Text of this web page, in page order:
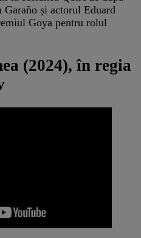
și actorul Eduard
Goya pentru rolul
(2024), în regia